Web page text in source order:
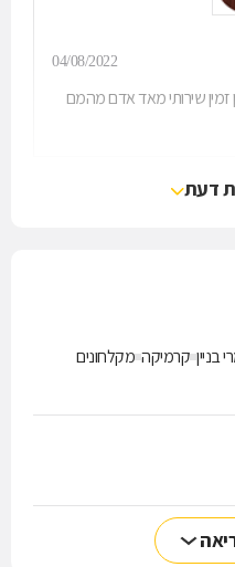
04/08/2022
שירותי מאד אדם מהמם
דעת
בניין קרמיקה מקלחונים